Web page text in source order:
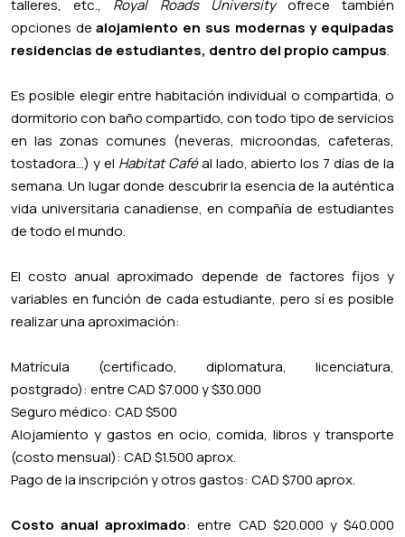
talleres, etc., Royal Roads Universityofrece también
opciones dealojamiento en sus modernas y equipadas
residencias de estudiantes, dentro del propio campus.
Es posible elegir entre habitación individual o compartida, o
dormitorio con baño compartido, con todo tipo de servicios
en las zonas comunes (neveras, microondas, cafeteras,
tostadora…) y el Habitat Caféal lado, abierto los 7 días de la
semana. Un lugar donde descubrir la esencia de la auténtica
vida universitaria canadiense, en compañía de estudiantes
de todo el mundo.
El costo anual aproximado depende de factores fijos y
variables en función de cada estudiante, pero sí es posible
realizar una aproximación:
Matrícula (certificado, diplomatura, licenciatura,
postgrado): entre CAD $7.000 y $30.000
Seguro médico: CAD $500
Alojamiento y gastos en ocio, comida, libros y transporte
(costo mensual): CAD $1.500 aprox.
Pago de la inscripción y otros gastos: CAD $700 aprox.
Costo anual aproximado: entre CAD $20.000 y $40.000